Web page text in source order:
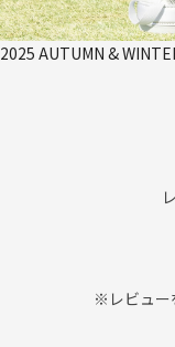
2025 AUTUMN &
※レビュー